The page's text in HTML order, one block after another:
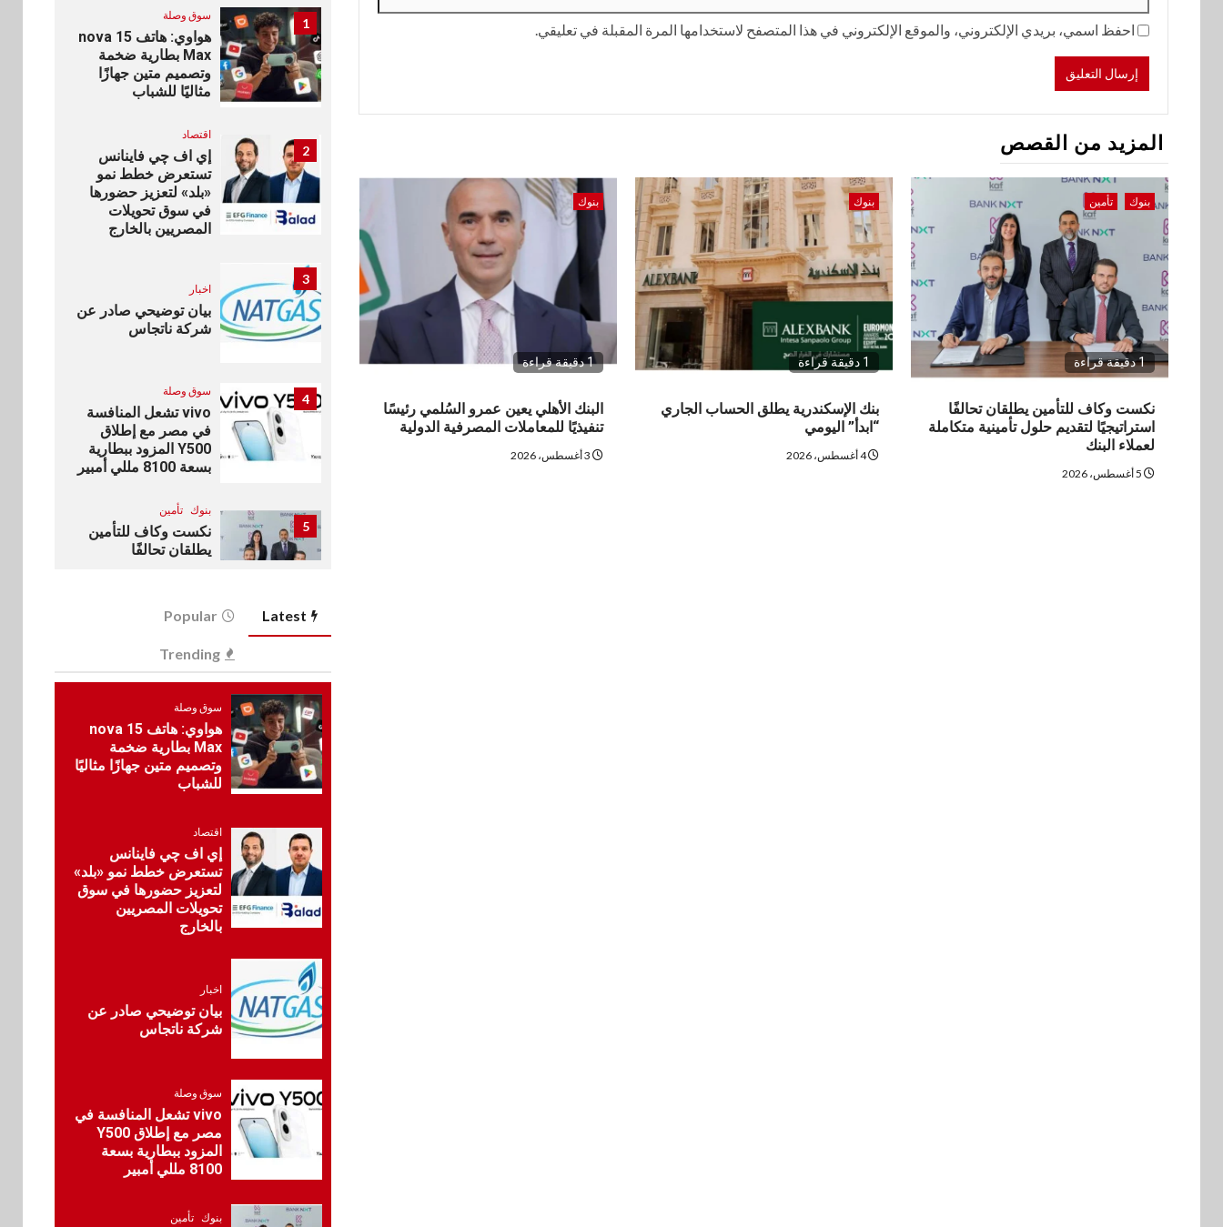
احفظ اسمي، بريدي الإلكتروني، والموقع الإلكتروني في هذا المتصفح لاستخدامها المرة المقبلة في تعليقي.
المزيد من القصص
بنوك تأمين
1 دقيقة قراءة
نكست وكاف للتأمين يطلقان تحالفًا
استراتيجيًا لتقديم حلول تأمينية متكاملة
لعملاء البنك
بنوك
1 دقيقة قراءة
بنك الإسكندرية يطلق الحساب الجاري
“ابدأ” اليومي
4 أغسطس، 2026
بنوك
1 دقيقة قراءة
البنك الأهلي يعين عمرو السُلمي رئيسًا
تنفيذيًا للمعاملات المصرفية الدولية
1 سوق وصلة
هواوي: هاتف nova 15
Max بطارية ضخمة
وتصميم متين جهازًا
مثاليًا للشباب
2
اقتصاد
إي اف چي فاينانس
تستعرض خطط نمو
«بلد» لتعزيز حضورها
في سوق تحويلات
المصريين بالخارج
3
اخبار
بيان توضيحي صادر عن
شركة ناتجاس
4 سوق وصلة
vivo تشعل المنافسة
في مصر مع إطلاق
Y500 المزود ببطارية
بسعة 8100 مللي أمبير
5
بنوك تأمين
نكست وكاف للتأمين
يطلقان تحالفًا
الأعلى يوقّع بروتوكول
تعاون مع البريد لتقديم
خدمة الإعلان
الإلكتروني المسجل
7
اخبار
التدريب الرسمية
لكاسبرسكي
8 بنوك
اليومي
اخبار سيارات
شبكة لشحن المركبات
الكهربائية في مصر
10 بنوك
السُلمي رئيسًا تنفيذيًا
Latest
Popular
Trending
سوق وصلة
هواوي: هاتف nova 15
Max بطارية ضخمة
وتصميم متين جهازًا مثاليًا
للشباب
اقتصاد
إي اف چي فاينانس
تستعرض خطط نمو «بلد»
لتعزيز حضورها في سوق
تحويلات المصريين
بالخارج
اخبار
بيان توضيحي صادر عن
شركة ناتجاس
سوق وصلة
vivo تشعل المنافسة في
مصر مع إطلاق Y500
المزود ببطارية بسعة
8100 مللي أمبير
بنوك تأمين